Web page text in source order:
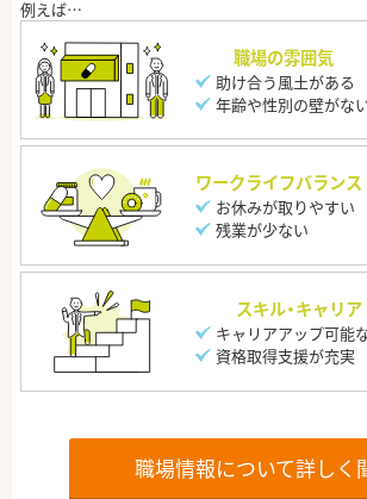
職場の雰囲気
助け合う風土がある
年齢や性別の壁がな
ワークライフバランス
お休みが取りやすい
残業が少ない
スキル・キャリア
キャリアアップ可能
資格取得支援が充実
職場情報について詳しく